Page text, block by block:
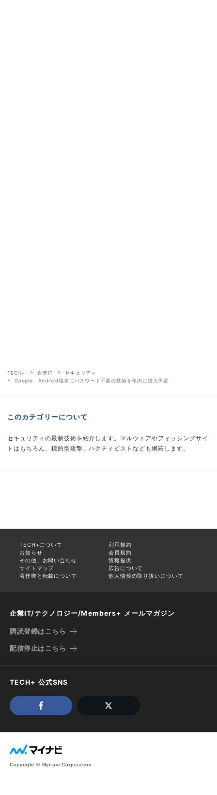
TECH+ 企業IT
セキュリティ
Google、Android端末にパスワード不要の技術を年内に投入予定
このカテゴリーについて
セキュリティの最新技術を紹介します。マルウェアやフィッシングサイ
トはもちろん、標的型攻撃、ハクティビストなども網羅します。
TECH+について
利用規約
お知らせ
会員規約
その他、お問い合わせ
情報提供
サイトマップ
広告について
著作権と転載について
個人情報の取り扱いについて
企業IT/テクノロジー/Members+ メールマガジン
購読登録はこちら
配信停止はこちら
TECH+ 公式SNS
Copyright © Mynavi Corporation